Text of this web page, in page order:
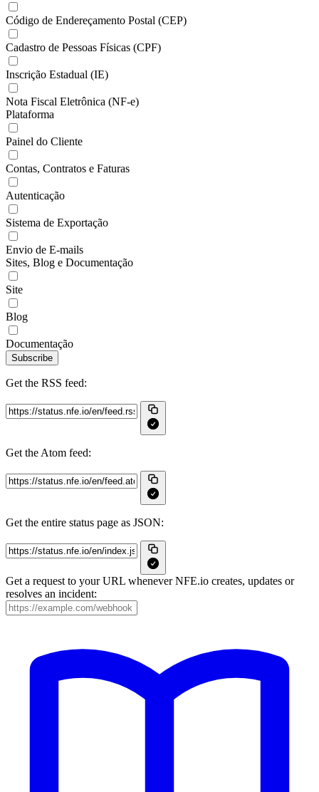
Código de Endereçamento Postal (CEP)
Cadastro de Pessoas Físicas (CPF)
Inscrição Estadual (IE)
Nota Fiscal Eletrônica (NF-e)
Plataforma
Painel do Cliente
Contas, Contratos e Faturas
Autenticação
Sistema de Exportação
Envio de E-mails
Sites, Blog e Documentação
Site
Blog
Documentação
Subscribe
Get the RSS feed:
Get the Atom feed:
Get the entire status page as JSON:
Get a request to your URL whenever NFE.io creates, updates or
resolves an incident: